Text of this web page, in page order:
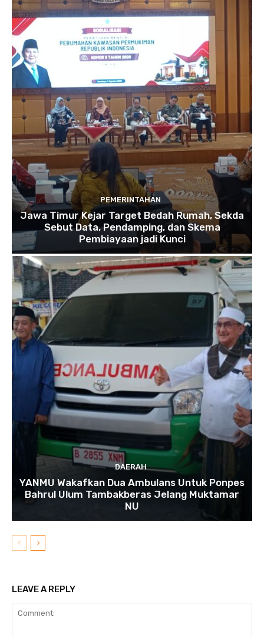
PEMERINTAHAN
Jawa Timur Kejar Target Bedah Rumah, Sekda
Sebut Data, Pendamping, dan Skema
Pembiayaan jadi Kunci
DAERAH
YANMU Wakafkan Dua Ambulans Untuk Ponpes
Bahrul Ulum Tambakberas Jelang Muktamar
NU
LEAVE A REPLY